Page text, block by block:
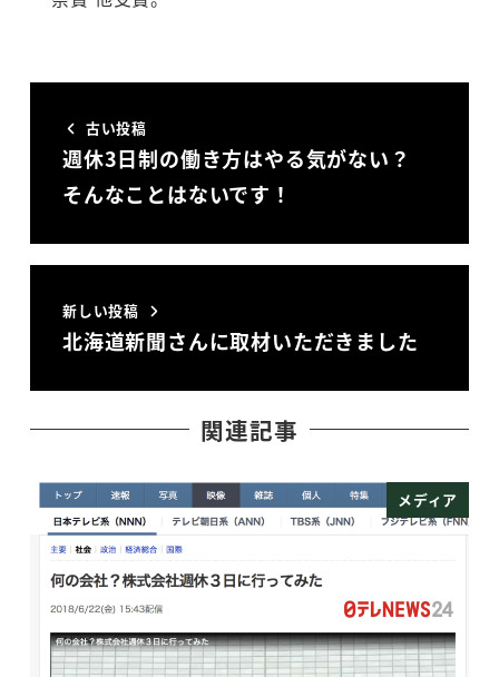
古い投稿
週休3日制の働き方はやる気がない？
そんなことはないです！
新しい投稿
北海道新聞さんに取材いただきました
関連記事
メディア